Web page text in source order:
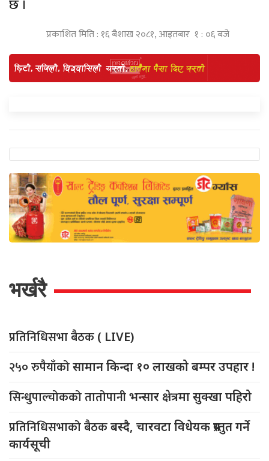
छ ।
प्रकाशित मिति : १६ बैशाख २०८१, आइतबार १ : ०६ बजे
भर्खरै
प्रतिनिधिसभा बैठक ( LIVE)
२५० रुपैयाँकोसामान किन्दा १० लाखको बम्पर उपहार !
सिन्धुपाल्चोकको तातोपानीभन्सार क्षेत्रमा सुक्खा पहिरो
प्रतिनिधिसभाको बैठकबस्दै, चारवटा विधेयक प्रस्तुत गर्ने
कार्यसूची